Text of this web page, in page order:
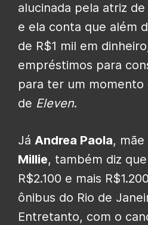
alucinada pela atriz de
e ela conta que além
de R$1 mil em
empréstimos para
para ter um
de Eleven.
Já Andrea Paola,
Millie, também diz
R$2.100 e mais
ônibus do Rio de
Entretanto, com o